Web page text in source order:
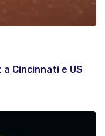
Cincinnati e US